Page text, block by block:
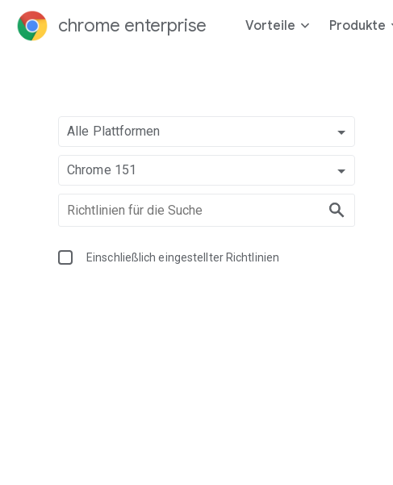
chrome enterprise Vorteile Produkte
Alle Plattformen
Chrome 151
Einschließlich eingestellter Richtlinien